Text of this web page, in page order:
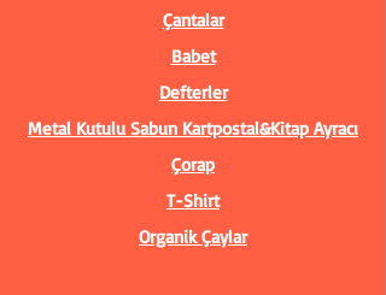
Çantalar
Babet
Defterler
Metal Kutulu Sabun Kartpostal&Kitap Ayracı
Çorap
T-Shirt
Organik Çaylar